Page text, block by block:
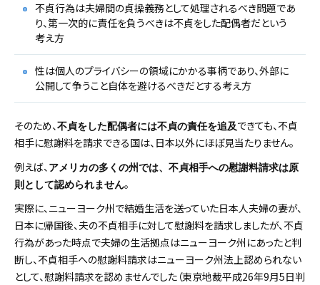
不貞行為は夫婦間の貞操義務として処理されるべき問題であ
り、第一次的に責任を負うべきは不貞をした配偶者だという
考え方
性は個人のプライバシーの領域にかかる事柄であり、外部に
公開して争うこと自体を避けるべきだとする考え方
そのため、不貞をした配偶者には不貞の責任を追及できても、不貞
相手に慰謝料を請求できる国は、日本以外にほぼ見当たりません。
例えば、 アメリカの多くの州では、不貞相手への慰謝料請求は原
則として認められません。
実際に、ニューヨーク州で結婚生活を送っていた日本人夫婦の妻が、
日本に帰国後、夫の不貞相手に対して慰謝料を請求しましたが、不貞
行為があった時点で夫婦の生活拠点はニューヨーク州にあったと判
断し、不貞相手への慰謝料請求はニューヨーク州法上認められない
として、慰謝料請求を認めませんでした（東京地裁平成26年9月5日判